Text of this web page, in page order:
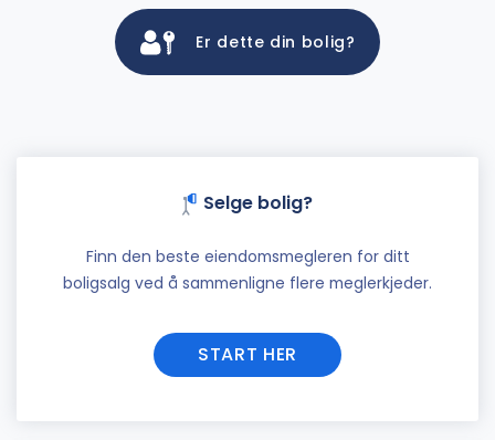
Er dette din bolig?
Selge bolig?
Finn den beste eiendomsmegleren for ditt
boligsalg ved å sammenligne flere meglerkjeder.
START HER